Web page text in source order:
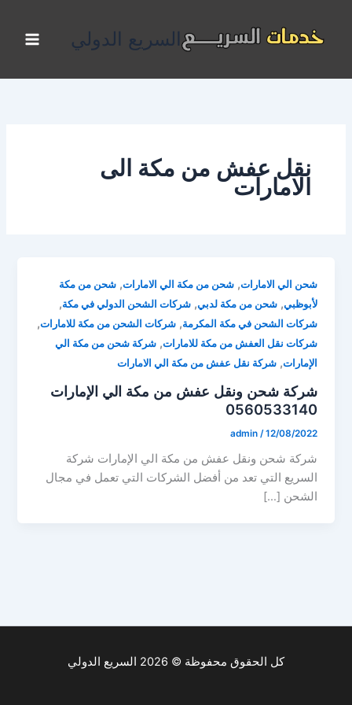
المحتوى
السريع الدولي
نقل عفش من مكة الى
الامارات
شحن الي الامارات,شحن من مكة الي الامارات,شحن من مكة
لأبوظبي,شحن من مكة لدبي,شركات الشحن الدولي في مكة,
شركات الشحن في مكة المكرمة,شركات الشحن من مكة للامارات,
شركات نقل العفش من مكة للامارات,شركة شحن من مكة الي
الإمارات,شركة نقل عفش من مكة الي الامارات
شركة شحن ونقل عفش من مكة الي الإمارات
0560533140
admin /12/08/2022
شركة شحن ونقل عفش من مكة الي الإمارات شركة
السريع التي تعد من أفضل الشركات التي تعمل في مجال
الشحن […]
كل الحقوق محفوظة © 2026 السريع الدولي